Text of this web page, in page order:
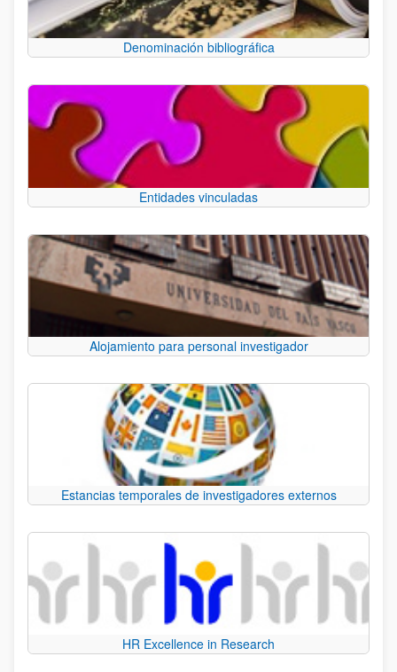
Denominación bibliográfica
Entidades vinculadas
Alojamiento para personal investigador
Estancias temporales de investigadores externos
HR Excellence in Research